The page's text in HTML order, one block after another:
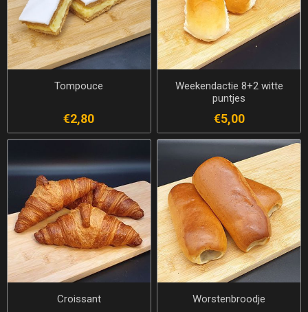
Tompouce
€2,80
Weekendactie 8+2 witte
puntjes
€5,00
Croissant Worstenbroodje